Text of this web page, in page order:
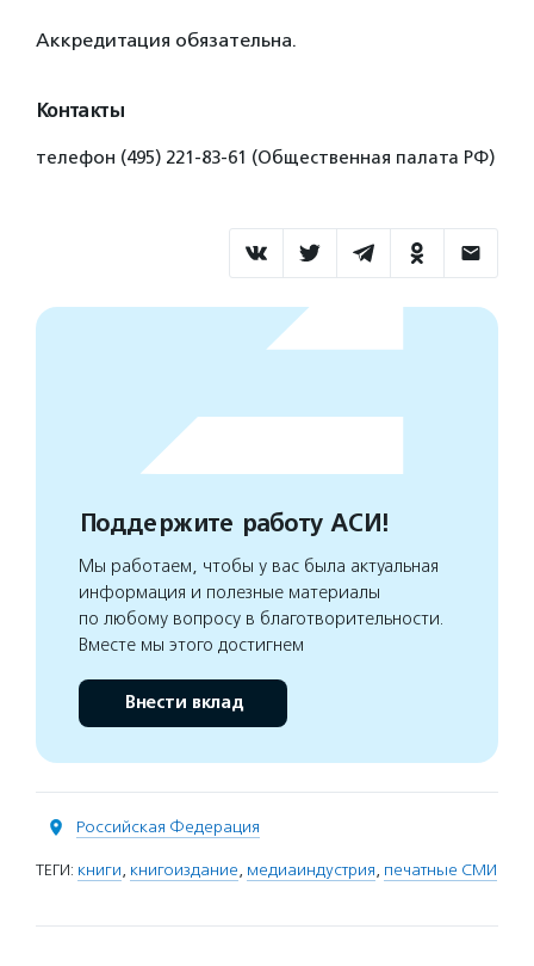
Аккредитация обязательна.
Контакты
телефон (495) 221-83-61 (Общественная палата РФ)
Поддержите работу АСИ!
Мы работаем, чтобы у вас была актуальная
информация и полезные материалы
по любому вопросу в благотворительности.
Вместе мы этого достигнем
Внести вклад
Российская Федерация
ТЕГИ: книги, книгоиздание, медиаиндустрия, печатные СМИ